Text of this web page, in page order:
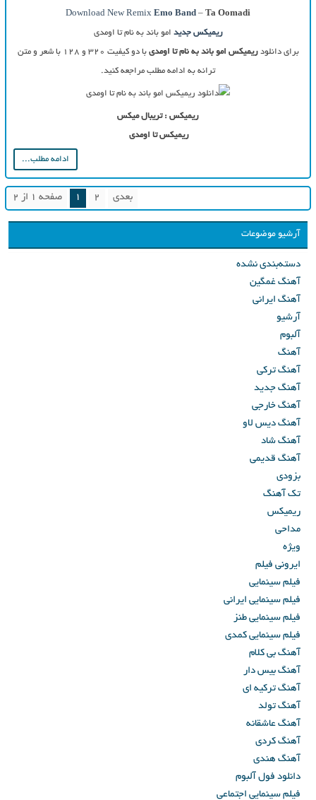
Download New Remix Emo Band – Ta Oomadi
ریمیکس جدید امو باند به نام تا اومدی
برای دانلودریمیکس امو باند به نام تا اومدی با دو کیفیت ۳۲۰ و ۱۲۸ با شعر و متن
ترانه به ادامه مطلب مراجعه کنید.
ریمیکس : تریبال میکس
ریمیکس تا اومدی
ادامه مطلب...
صفحه 1 از 2 1 2 بعدی
آرشیو موضوعات
دسته‌بندی نشده
آهنگ غمگین
آهنگ ایرانی
آرشیو
آلبوم
آهنگ
آهنگ ترکی
آهنگ جدید
آهنگ خارجی
آهنگ دیس لاو
آهنگ شاد
آهنگ قدیمی
بزودی
تک آهنگ
ریمیکس
مداحی
ویژه
ایرونی فیلم
فیلم سینمایی
فیلم سینمایی ایرانی
فیلم سینمایی طنز
فیلم سینمایی کمدی
آهنگ بی کلام
آهنگ بیس دار
آهنگ ترکیه ای
آهنگ تولد
آهنگ عاشقانه
آهنگ کردی
آهنگ هندی
دانلود فول آلبوم
فیلم سینمایی اجتماعی